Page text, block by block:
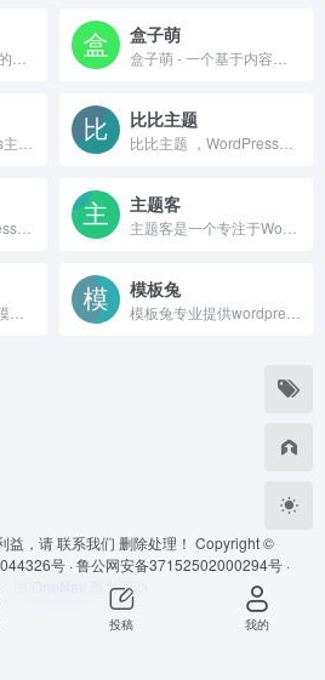
盒子萌
比比主题
主题客
模板兔
益，请联系我们 删除处理！ Copyright ©
号 ·鲁公网安备37152502000294号 ·
由 强力驱动
投稿 我的